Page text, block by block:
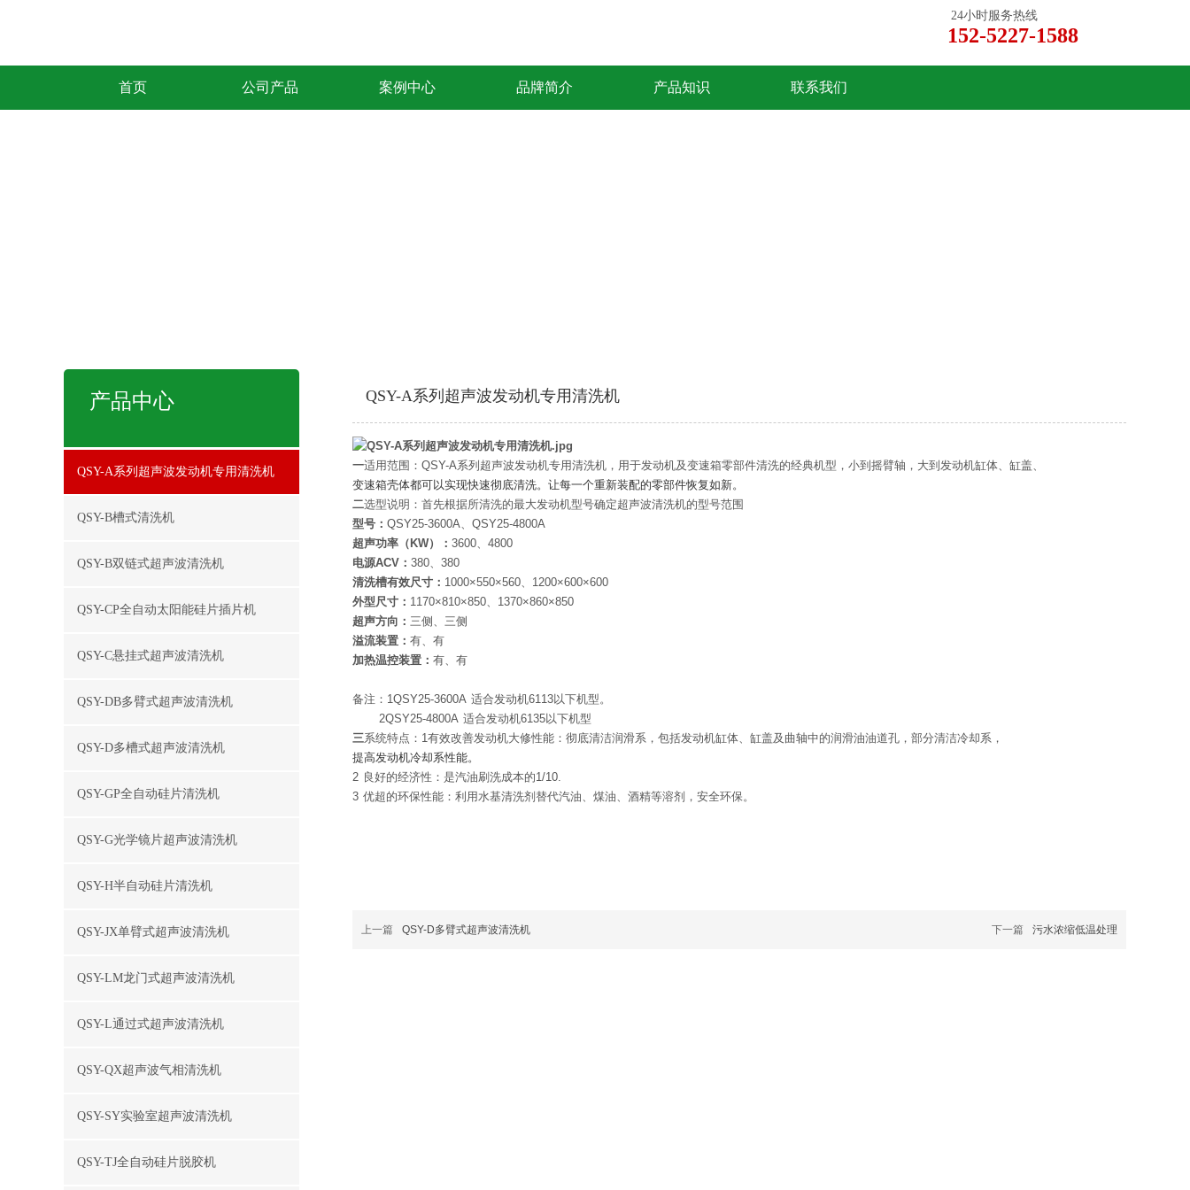
24小时服务热线
152-5227-1588
首页 公司产品 案例中心 品牌简介 产品知识 联系我们
产品中心
QSY-A系列超声波发动机专用清洗机
QSY-B槽式清洗机
QSY-B双链式超声波清洗机
QSY-CP全自动太阳能硅片插片机
QSY-C悬挂式超声波清洗机
QSY-DB多臂式超声波清洗机
QSY-D多槽式超声波清洗机
QSY-GP全自动硅片清洗机
QSY-G光学镜片超声波清洗机
QSY-H半自动硅片清洗机
QSY-JX单臂式超声波清洗机
QSY-LM龙门式超声波清洗机
QSY-L通过式超声波清洗机
QSY-QX超声波气相清洗机
QSY-SY实验室超声波清洗机
QSY-TJ全自动硅片脱胶机
QSY-A系列超声波发动机专用清洗机
一适用范围：QSY-A系列超声波发动机专用清洗机，用于发动机及变速箱零部件清洗的经典机型，小到摇臂轴，大到发动机缸体、缸盖、
变速箱壳体都可以实现快速彻底清洗。让每一个重新装配的零部件恢复如新。
二选型说明：首先根据所清洗的最大发动机型号确定超声波清洗机的型号范围
型号： QSY25-3600A、QSY25-4800A
超声功率（KW）： 3600、4800
电源ACV： 380、380
清洗槽有效尺寸： 1000×550×560、1200×600×600
外型尺寸： 1170×810×850、1370×860×850
超声方向： 三侧、三侧
溢流装置： 有、有
加热温控装置： 有、有
备注：1QSY25-3600A 适合发动机6113以下机型。
2QSY25-4800A 适合发动机6135以下机型
三系统特点：1有效改善发动机大修性能：彻底清洁润滑系，包括发动机缸体、缸盖及曲轴中的润滑油油道孔，部分清洁冷却系，
提高发动机冷却系性能。
2 良好的经济性：是汽油刷洗成本的1/10.
3 优超的环保性能：利用水基清洗剂替代汽油、煤油、酒精等溶剂，安全环保。
上一篇 QSY-D多臂式超声波清洗机 下一篇 污水浓缩低温处理